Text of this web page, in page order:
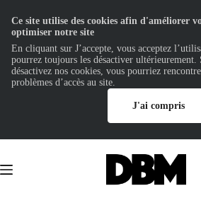
contenu
Ce site utilise des cookies afin d'améliorer
optimiser notre site
En cliquant sur J’accepte, vous acceptez
pourrez toujours les désactiver ultérieurement.
désactivez nos cookies, vous pourriez
problèmes d’accès au site.
J'ai compris